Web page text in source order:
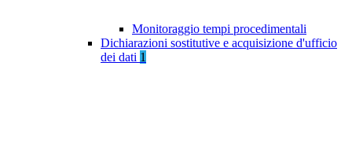
Monitoraggio tempi procedimentali
Dichiarazioni sostitutive e acquisizione d'ufficio
dei dati 1